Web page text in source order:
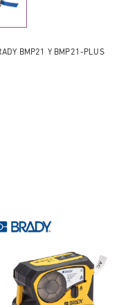
BMP21 Y BMP21-PLUS